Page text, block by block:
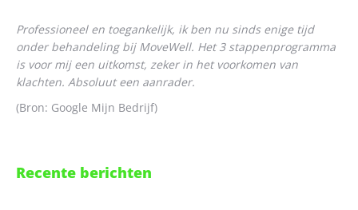
Professioneel en toegankelijk, ik ben nu sinds enige tijd
onder behandeling bij MoveWell. Het 3 stappenprogramma
is voor mij een uitkomst, zeker in het voorkomen van
klachten. Absoluut een aanrader.
(Bron: Google Mijn Bedrijf)
Recente berichten